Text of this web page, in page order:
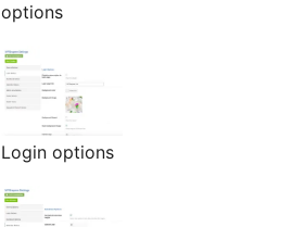
options
Login options